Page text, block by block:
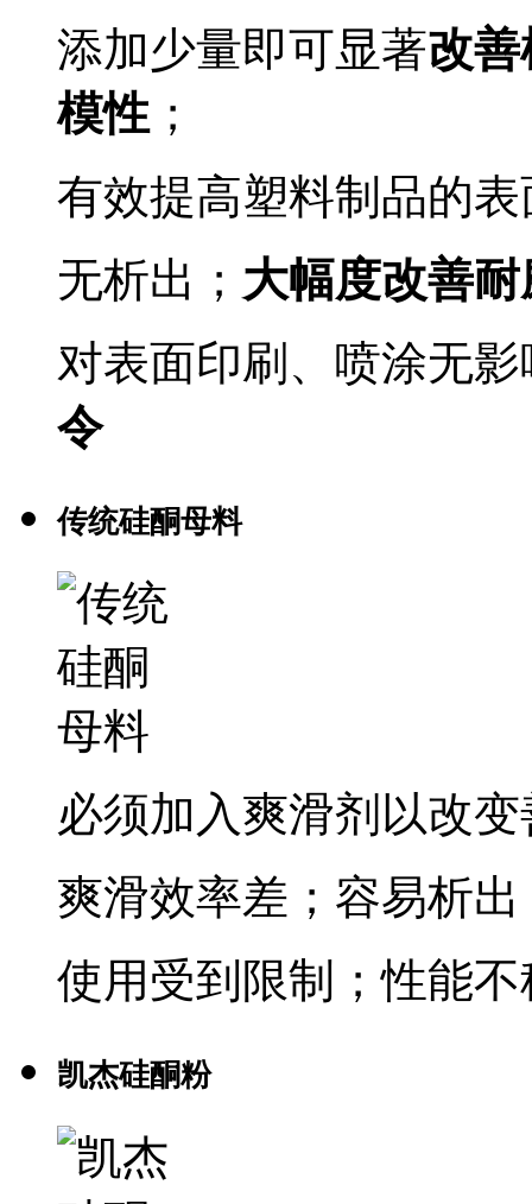
添加少量即可显著改
模性 ；
有效提高塑料制品的
无析出； 大幅度改善
对表面印刷、喷涂无
令
传统硅酮母料
必须加入爽滑剂以改
爽滑效率差；容易析
使用受到限制；性能不
凯杰硅酮粉